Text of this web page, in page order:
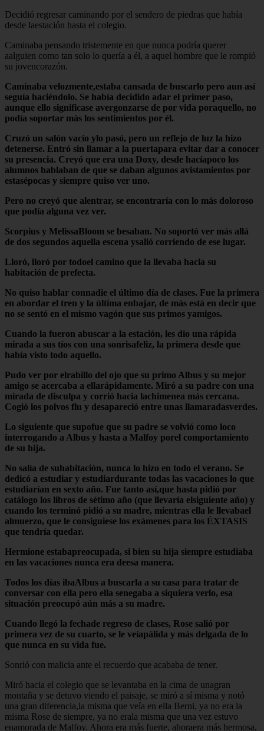
Decidió regresar caminando por el sendero de piedras que había
desde laestación hasta el colegio.
Caminaba pensando tristemente en que nunca podría querer
aalguien como tan solo lo quería a él, a aquel hombre que le rompió
su jovencorazón.
Caminaba velozmente,estaba cansada de buscarlo pero aun así
seguía haciéndolo. Se había decidido adar el primer paso,
aunque ello significase avergonzarse de por vida poraquello, no
podía soportar más los sentimientos por él.
Cruzó un salón vacío ylo pasó, pero un reflejo de luz la hizo
detenerse. Entró sin llamar a la puertapara evitar dar a conocer
su presencia. Creyó que era una Doxy, desde hacíapoco los
alumnos hablaban de que se daban algunos avistamientos por
estasépocas y siempre quiso ver uno.
Pero no creyó que alentrar, se encontraría con lo más doloroso
que podía alguna vez ver.
Scorpius y MelissaBloom se besaban. No soportó ver más allá
de dos segundos aquella escena ysalió corriendo de ese lugar.
Lloró, lloró por todoel camino que la llevaba hacia su
habitación de prefecta.
No quiso hablar connadie el último día de clases. Fue la primera
en abordar el tren y la última enbajar, de más está en decir que
no se sentó en el mismo vagón que sus primos yamigos.
Cuando la fueron abuscar a la estación, les dio una rápida
mirada a sus tíos con una sonrisafeliz, la primera desde que
había visto todo aquello.
Pudo ver por elrabillo del ojo que su primo Albus y su mejor
amigo se acercaba a ellarápidamente. Miró a su padre con una
mirada de disculpa y corrió hacia lachimenea más cercana.
Cogió los polvos flu y desapareció entre unas llamaradasverdes.
Lo siguiente que supofue que su padre se volvió como loco
interrogando a Albus y hasta a Malfoy porel comportamiento
de su hija.
No salía de suhabitación, nunca lo hizo en todo el verano. Se
dedicó a estudiar y estudiardurante todas las vacaciones lo que
estudiarían en sexto año. Fue tanto así,que hasta pidió por
catálogo los libros de sétimo año (que llevaría elsiguiente año) y
cuando los terminó pidió a su madre, mientras ella le llevabael
almuerzo, que le consiguiese los exámenes para los ÉXTASIS
que tendría quedar.
Hermione estabapreocupada, si bien su hija siempre estudiaba
en las vacaciones nunca era deesa manera.
Todos los días ibaAlbus a buscarla a su casa para tratar de
conversar con ella pero ella senegaba a siquiera verlo, esa
situación preocupó aún más a su madre.
Cuando llegó la fechade regreso de clases, Rose salió por
primera vez de su cuarto, se le veíapálida y más delgada de lo
que nunca en su vida fue.
Sonrió con malicia ante el recuerdo que acababa de tener.
Miró hacia el colegio que se levantaba en la cima de unagran
montaña y se detuvo viendo el paisaje, se miró a sí misma y notó
una gran diferencia,la misma que veía en ella Berni, ya no era la
misma Rose de siempre, ya no erala misma que una vez estuvo
enamorada de Malfoy. Ahora era más fuerte, ahoraera más hermosa,